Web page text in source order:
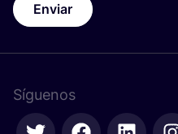
Enviar
Síguenos